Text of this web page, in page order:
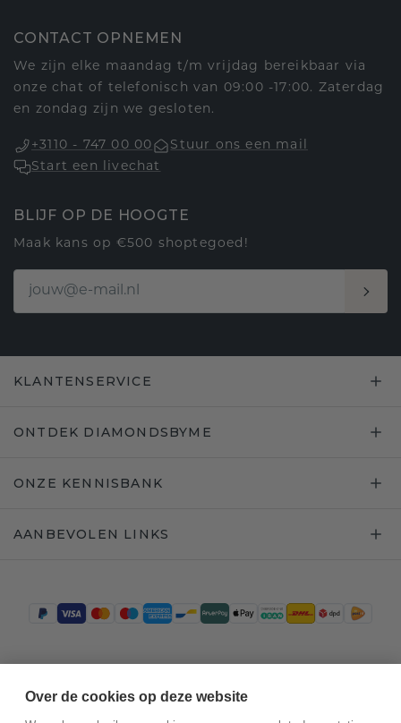
CONTACT OPNEMEN
We zijn elke maandag t/m vrijdag bereikbaar via
onze chat of telefonisch van 09:00 -17:00. Zaterdag
en zondag zijn we gesloten.
+3110 - 747 00 00
Stuur ons een mail
Start een livechat
BLIJF OP DE HOOGTE
Maak kans op €500 shoptegoed!
KLANTENSERVICE
ONTDEK DIAMONDSBYME
ONZE KENNISBANK
AANBEVOLEN LINKS
Over de cookies op deze website